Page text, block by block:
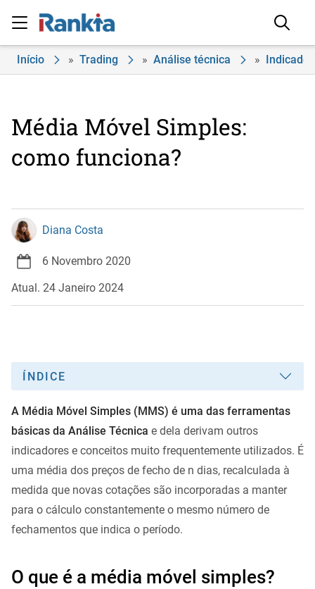
Início » Trading » Análise técnica »
Média Móvel Simples:
como funciona?
Diana Costa
6 Novembro 2020
Atual. 24 Janeiro 2024
ÍNDICE
A Média Móvel Simples (MMS) é uma das ferramentas
básicas da Análise Técnica e dela derivam outros
indicadores e conceitos muito frequentemente utilizados. É
uma média dos preços de fecho de n dias, recalculada à
medida que novas cotações são incorporadas a manter
para o cálculo constantemente o mesmo número de
fechamentos que indica o período.
O que é a média móvel simples?